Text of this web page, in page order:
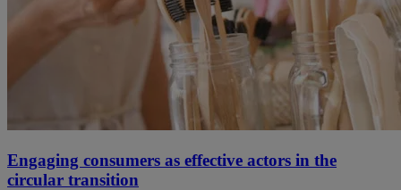
Engaging consumers as effective actors in the
circular transition